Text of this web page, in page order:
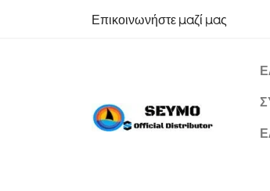
Επικοινωνήστε μαζί μας